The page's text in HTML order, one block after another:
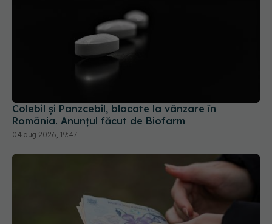
Colebil și Panzcebil, blocate la vânzare în
România. Anunțul făcut de Biofarm
04 aug 2026, 19:47